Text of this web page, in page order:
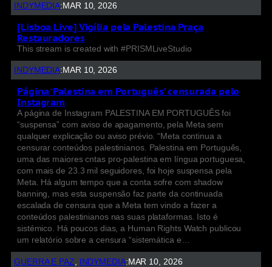
INDYMEDIA:MAR 10, 2026
[Lisboa Live] Vigília pela Palestina Praça
Restauradores
This stream is created with #PRISMLiveStudio
INDYMEDIA: MAR 10, 2026
Página ‘Palestina em Português’ censurada pelo
Instagram
A página de Instagram PALESTINA EM PORTUGUÊS foi
“suspensa” com aviso de apagamento, pela Meta sem
qualquer explicação ou aviso prévio. “Meta continua a
censurar conteúdos palestinianos. Palestina em Português,
uma das maiores cntas pro-palestina em língua portuguesa,
com mais de 23.3 mil seguidores, foi hoje suspensa pela
Meta. Há algum tempo que a conta sofre com shadow
banning, mas esta suspensão faz parte da continuada
escalada de censura que a Meta tem vindo a fazer a
conteúdos palestinianos nas suas plataformas. Isto é
sistémico. Há poucos dias, a Human Rights Watch publicou
um relatório sobre a censura “sistemática e…
GUERRA E PAZ INDYMEDIA:MAR 10, 2026